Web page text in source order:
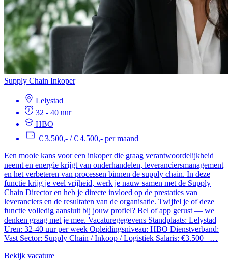
Supply Chain Inkoper
Lelystad
32 - 40 uur
HBO
€ 3.500,- / € 4.500,- per maand
Een mooie kans voor een inkoper die graag verantwoordelijkheid
neemt en energie krijgt van onderhandelen, leveranciersmanagement
en het verbeteren van processen binnen de supply chain. In deze
functie krijg je veel vrijheid, werk je nauw samen met de Supply
Chain Director en heb je directe invloed op de prestaties van
leveranciers en de resultaten van de organisatie. Twijfel je of deze
functie volledig aansluit bij jouw profiel? Bel of app gerust — we
denken graag met je mee. Vacaturegegevens Standplaats: Lelystad
Uren: 32-40 uur per week Opleidingsniveau: HBO Dienstverband:
Vast Sector: Supply Chain / Inkoop / Logistiek Salaris: €3.500 –…
Bekijk vacature